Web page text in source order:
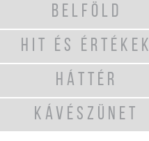
BELFÖLD
HIT ÉS ÉRTÉKEK
HÁTTÉR
KÁVÉSZÜNET